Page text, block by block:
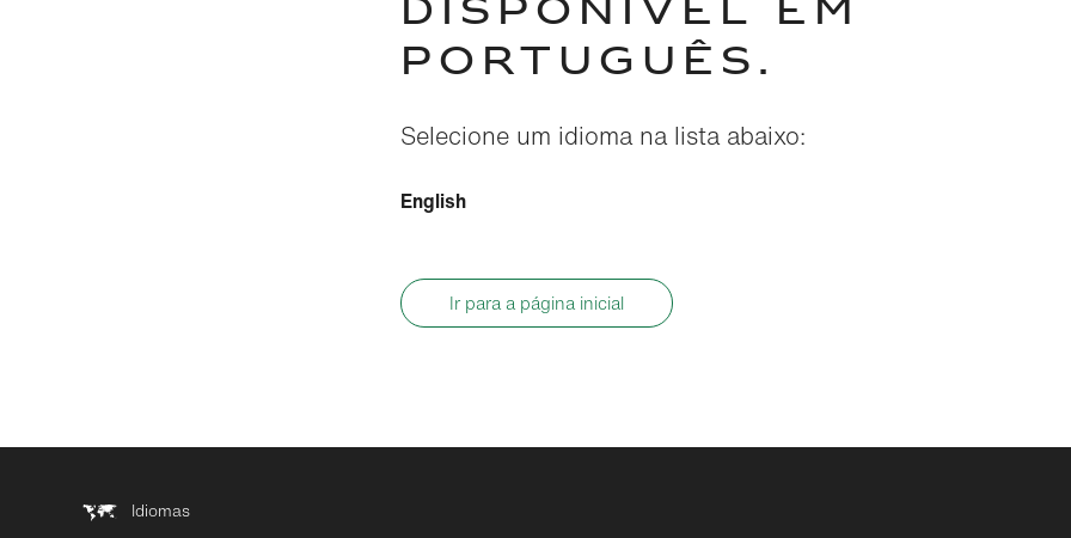
DISPONÍVEL EM
PORTUGUÊS.
Selecione um idioma na lista abaixo:
English
Ir para a página inicial
Idiomas